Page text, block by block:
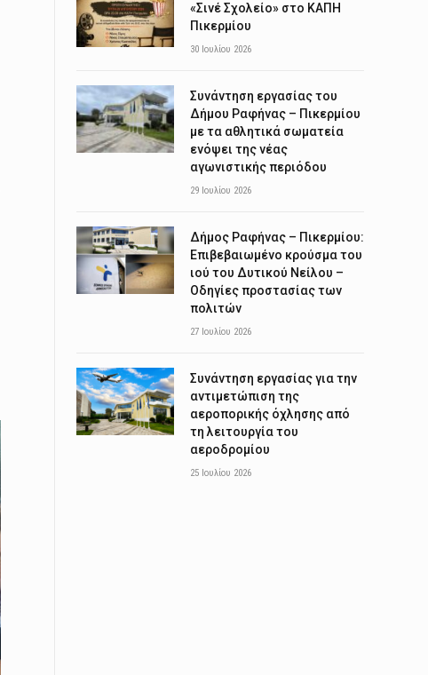
«Σινέ Σχολείο» στο ΚΑΠΗ
Πικερμίου
30 Ιουλίου 2026
Συνάντηση εργασίας του
Δήμου Ραφήνας – Πικερμίου
με τα αθλητικά σωματεία
ενόψει της νέας
αγωνιστικής περιόδου
29 Ιουλίου 2026
Δήμος Ραφήνας – Πικερμίου:
Επιβεβαιωμένο κρούσμα του
ιού του Δυτικού Νείλου –
Οδηγίες προστασίας των
πολιτών
27 Ιουλίου 2026
Συνάντηση εργασίας για την
αντιμετώπιση της
αεροπορικής όχλησης από
τη λειτουργία του
αεροδρομίου
25 Ιουλίου 2026